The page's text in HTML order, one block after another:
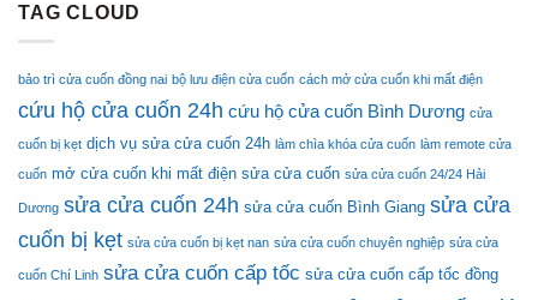
nhanh
Bạn
Cần
Để
Tránh
Hiểm
TAG CLOUD
bảo trì cửa cuốn đồng nai bộ lưu điện cửa cuốn cách mở cửa cuốn khi mất điện
cứu hộ cửa cuốn 24h cứu hộ cửa cuốn Bình Dương cửa
cuốn bị kẹt dịch vụ sửa cửa cuốn 24h làm chìa khóa cửa cuốn làm remote cửa
cuốn mở cửa cuốn khi mất điện sửa cửa cuốn sửa cửa cuốn 24/24 Hải
Dương sửa cửa cuốn 24h sửa cửa cuốn Bình Giang sửa cửa
cuốn bị kẹt sửa cửa cuốn bị kẹt nan sửa cửa cuốn chuyên nghiệp sửa cửa
cuốn Chí Linh sửa cửa cuốn cấp tốc sửa cửa cuốn cấp tốc đồng